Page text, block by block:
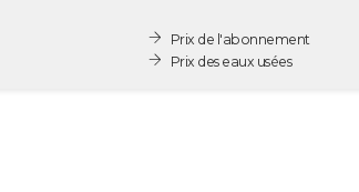
Prix de l'abonnement
Prix des eaux usées